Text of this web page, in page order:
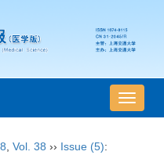
导
航
Vol. 38 ›› Issue (5):